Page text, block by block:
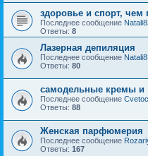
здоровье и спорт, чем
Последнее сообщение
Ответы: 8
Лазерная депиляция
Последнее сообщение
Ответы: 80
самодельные кремы и
Последнее сообщение
Ответы: 88
Женская парфюмерия
Последнее сообщение
Ответы: 167